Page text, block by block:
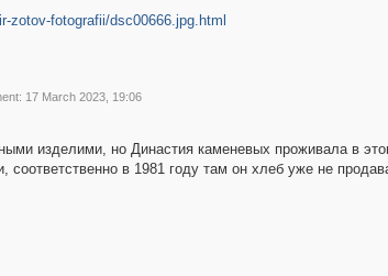
zotov-fotografii/dsc00666.jpg.html
17 March 2023, 19:06
изделими, но Династия каменевых проживала в
в 1981 году там он хлеб уже не